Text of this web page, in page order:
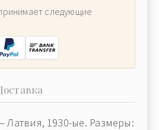
следующие
Латвия, 1930-ые. Размеры: